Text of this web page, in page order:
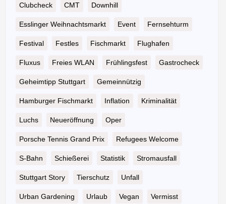
Clubcheck CMT Downhill
Esslinger Weihnachtsmarkt Event Fernsehturm
Festival Festles Fischmarkt Flughafen
Fluxus Freies WLAN Frühlingsfest Gastrocheck
Geheimtipp Stuttgart Gemeinnützig
Hamburger Fischmarkt Inflation Kriminalität
Luchs Neueröffnung Oper
Porsche Tennis Grand Prix Refugees Welcome
S-Bahn Schießerei Statistik Stromausfall
Stuttgart Story Tierschutz Unfall
Urban Gardening Urlaub Vegan Vermisst